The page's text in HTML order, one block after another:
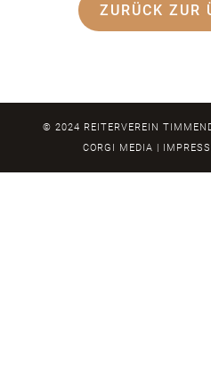
ZURÜCK ZUR
© 2024 REITERVEREIN
CORGI MEDIA |